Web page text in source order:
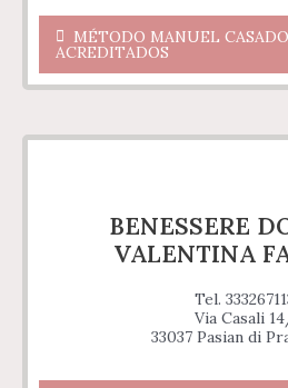
MÉTODO MANUEL
ACREDITADOS
BENESSERE
VALENTINA
Tel.
Via Casali
33037 Pasian di